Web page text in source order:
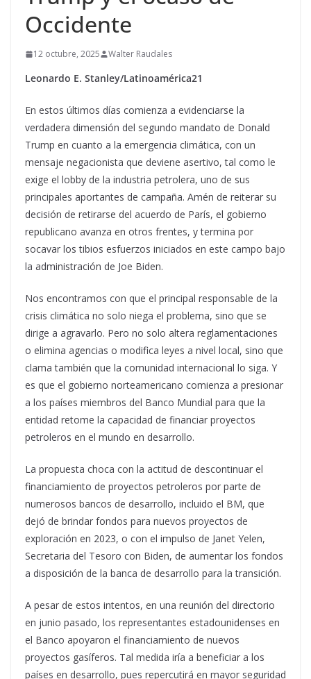
Occidente
12 octubre, 2025 Walter Raudales
Leonardo E. Stanley/Latinoamérica21
En estos últimos días comienza a evidenciarse la
verdadera dimensión del segundo mandato de Donald
Trump en cuanto a la emergencia climática, con un
mensaje negacionista que deviene asertivo, tal como le
exige el lobby de la industria petrolera, uno de sus
principales aportantes de campaña. Amén de reiterar su
decisión de retirarse del acuerdo de París, el gobierno
republicano avanza en otros frentes, y termina por
socavar los tibios esfuerzos iniciados en este campo bajo
la administración de Joe Biden.
Nos encontramos con que el principal responsable de la
crisis climática no solo niega el problema, sino que se
dirige a agravarlo. Pero no solo altera reglamentaciones
o elimina agencias o modifica leyes a nivel local, sino que
clama también que la comunidad internacional lo siga. Y
es que el gobierno norteamericano comienza a presionar
a los países miembros del Banco Mundial para que la
entidad retome la capacidad de financiar proyectos
petroleros en el mundo en desarrollo.
La propuesta choca con la actitud de descontinuar el
financiamiento de proyectos petroleros por parte de
numerosos bancos de desarrollo, incluido el BM, que
dejó de brindar fondos para nuevos proyectos de
exploración en 2023, o con el impulso de Janet Yelen,
Secretaria del Tesoro con Biden, de aumentar los fondos
a disposición de la banca de desarrollo para la transición.
A pesar de estos intentos, en una reunión del directorio
en junio pasado, los representantes estadounidenses en
el Banco apoyaron el financiamiento de nuevos
proyectos gasíferos. Tal medida iría a beneficiar a los
países en desarrollo, pues repercutirá en mayor seguridad